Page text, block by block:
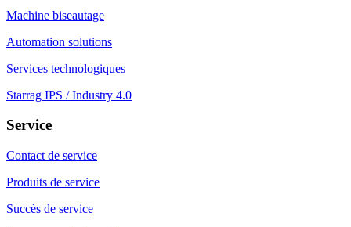
Machine biseautage
Automation solutions
Services technologiques
Starrag IPS / Industry 4.0
Service
Contact de service
Produits de service
Succès de service